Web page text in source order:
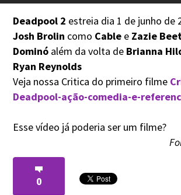
Deadpool 2 estreia dia 1 de junho de
Josh Brolin como Cable e Zazie
Dominó além da volta de Brianna
Ryan Reynolds
Veja nossa Critica do primeiro filme
Deadpool-ação-comedia-e-
Esse vídeo já poderia ser um filme?
0